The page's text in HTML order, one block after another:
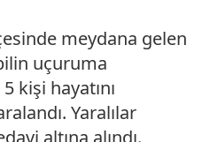
meydana gelen
uçuruma
kişi hayatını
Yaralılar
altına alındı.